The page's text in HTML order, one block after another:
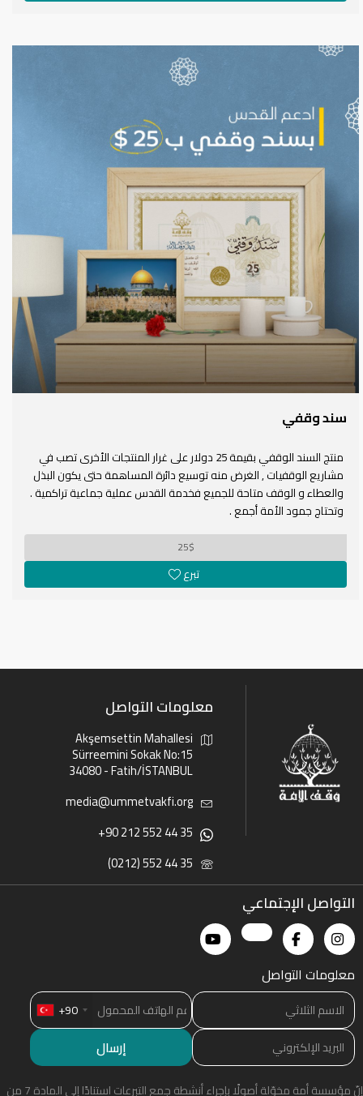
سند وقفي
منتج السند الوقفي بقيمة 25 دولار على غرار المنتجات الأخرى تصب في
مشاريع الوقفيات , الغرض منه توسيع دائرة المساهمة حتى يكون البذل
والعطاء و الوقف متاحة للجميع فخدمة القدس عملية جماعية تراكمية .
وتحتاج جمود الأمة أجمع .
25$
تبرع
معلومات التواصل
Akşemsettin Mahallesi
Sürreemini Sokak No:15
34080 - Fatih/İSTANBUL
media@ummetvakfi.org
+90 212 552 44 35
(0212) 552 44 35
التواصل الإجتماعي
معلومات التواصل
+90
إنّ مؤسسة أمة مخوّلة أصولًا بإجراء أنشطة جمع التبرعات استنادًا إلى المادة 7 من